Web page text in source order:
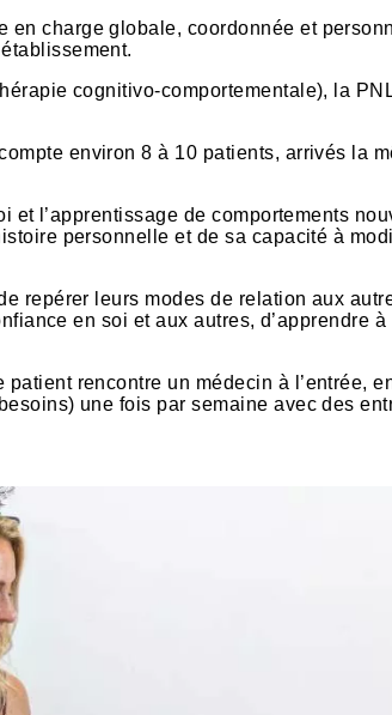
en charge globale, coordonnée et
cognitivo-comportementale), la
environ 8 à 10 patients, arrivés la
et l’apprentissage de comportements
personnelle et de sa capacité à
repérer leurs modes de relation aux
en soi et aux autres, d’apprendre à
rencontre un médecin à l’entrée,
une fois par semaine avec des